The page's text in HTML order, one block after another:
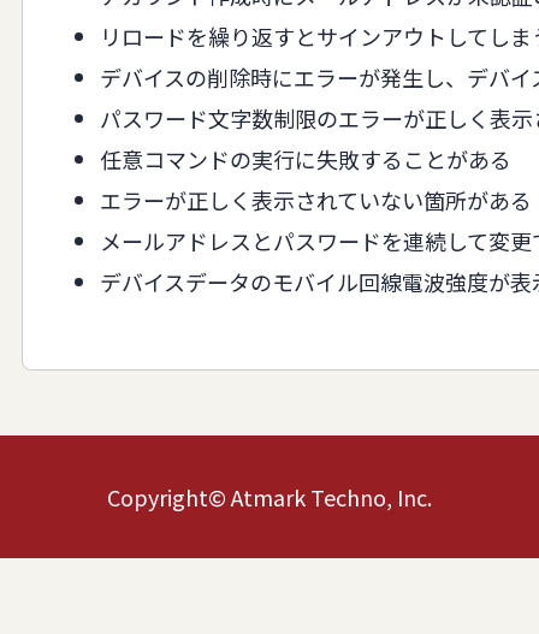
リロードを繰り返すとサインアウトしてしま
デバイスの削除時にエラーが発生し、デバ
パスワード文字数制限のエラーが正しく表
任意コマンドの実行に失敗することがある
エラーが正しく表示されていない箇所がある
メールアドレスとパスワードを連続して変
デバイスデータのモバイル回線電波強度が
Copyright© Atmark Techno, Inc.